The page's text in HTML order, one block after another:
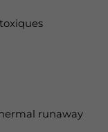
runaway